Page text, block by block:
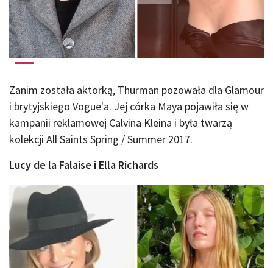
Zanim została aktorką, Thurman pozowała dla Glamour
i brytyjskiego Vogue'a. Jej córka Maya pojawiła się w
kampanii reklamowej Calvina Kleina i była twarzą
kolekcji All Saints Spring / Summer 2017.
Lucy de la Falaise i Ella Richards